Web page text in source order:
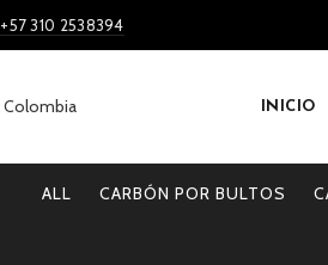
+57 310 2538394
INICIO
ALL CARBÓN POR BULTOS